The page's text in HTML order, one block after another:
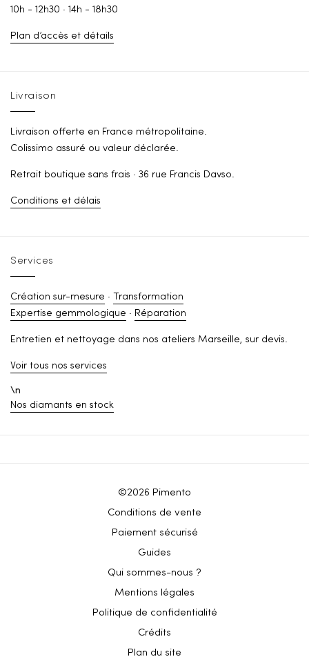
10h - 12h30 · 14h - 18h30
Plan d’accès et détails
Livraison
Livraison offerte en France métropolitaine.
Colissimo assuré ou valeur déclarée.
Retrait boutique sans frais · 36 rue Francis Davso.
Conditions et délais
Services
Création sur-mesure · Transformation
Expertise gemmologique · Réparation
Entretien et nettoyage dans nos ateliers Marseille, sur devis.
Voir tous nos services
\n
Nos diamants en stock
©2026 Pimento
Conditions de vente
Paiement sécurisé
Guides
Qui sommes-nous ?
Mentions légales
Politique de confidentialité
Crédits
Plan du site